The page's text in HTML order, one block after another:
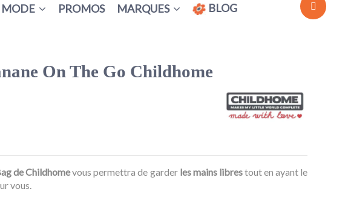
MODE PROMOS MARQUES BLOG
On The Go Childhome
de Childhomevous permettra de garderles mains librestout en ayant le
vous.